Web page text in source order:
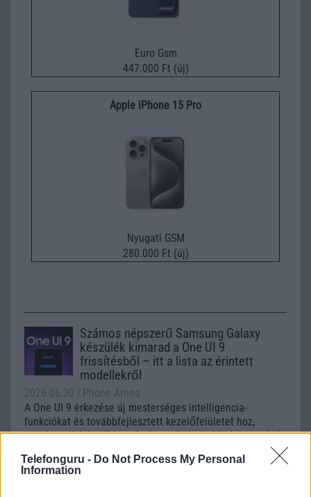
Telefonguru - Do Not Process My Personal
Information
Euro Gsm
447.000 Ft (új)
Apple iPhone 15 Pro
Nyugati GSM
280.000 Ft (új)
Számos népszerű Samsung Galaxy
készülék kimarad a One UI 9
frissítésből – itt a lista az érintett
modellekről
2026.06.30
| Phone Arena
A One UI 9 érkezése új mesterséges intelligencia-
funkciókat és továbbfejlesztett kezelőfelületet hoz,
azonban több korábbi csúcskategóriás és középkategóriás
iPhone 18 bemutató dátum - ekkor